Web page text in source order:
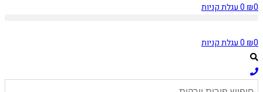
₪0
0עגלת קניות
₪0
0עגלת קניות